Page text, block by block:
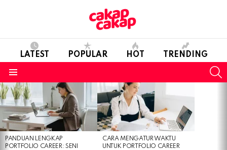
LATEST POPULAR HOT TRENDING
LATEST
STORIES
PANDUAN LENGKAP
PORTFOLIO CAREER: SENI
CARA MENGATUR WAKTU
UNTUK PORTFOLIO CAREER